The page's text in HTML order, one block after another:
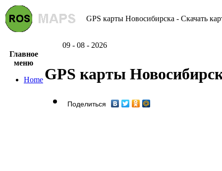
GPS карты Новосибирска - Скачать
09 - 08 - 2026
Главное
меню
Home GPS карты
Поделиться